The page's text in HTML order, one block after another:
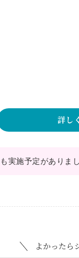
詳し
実施予定がありま
よかったら